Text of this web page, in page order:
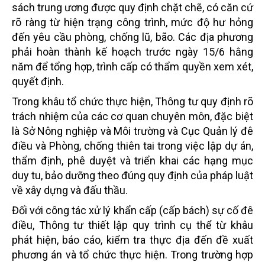
sách trung ương được quy định chặt chẽ, có căn cứ
rõ ràng từ hiện trạng công trình, mức độ hư hỏng
đến yêu cầu phòng, chống lũ, bão. Các địa phương
phải hoàn thành kế hoạch trước ngày 15/6 hằng
năm để tổng hợp, trình cấp có thẩm quyền xem xét,
quyết định.
Trong khâu tổ chức thực hiện, Thông tư quy định rõ
trách nhiệm của các cơ quan chuyên môn, đặc biệt
là Sở Nông nghiệp và Môi trường và Cục Quản lý đê
điều và Phòng, chống thiên tai trong việc lập dự án,
thẩm định, phê duyệt và triển khai các hạng mục
duy tu, bảo dưỡng theo đúng quy định của pháp luật
về xây dựng và đấu thầu.
Đối với công tác xử lý khẩn cấp (cấp bách) sự cố đê
điều, Thông tư thiết lập quy trình cụ thể từ khâu
phát hiện, báo cáo, kiểm tra thực địa đến đề xuất
phương án và tổ chức thực hiện. Trong trường hợp